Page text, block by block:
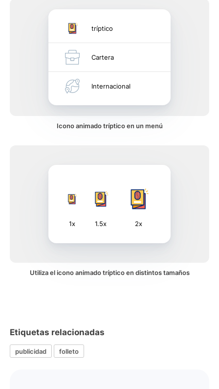
tríptico
Cartera
Internacional
Icono animado tríptico en un menú
1x 1.5x 2x
Utiliza el icono animado tríptico en distintos tamaños
Etiquetas relacionadas
publicidad folleto